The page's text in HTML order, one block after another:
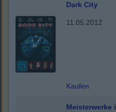
Dark City
11.05.2012
Kaufen
Meisterwerke